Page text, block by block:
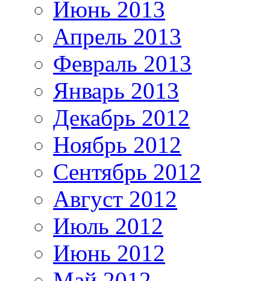
Июнь 2013
Апрель 2013
Февраль 2013
Январь 2013
Декабрь 2012
Ноябрь 2012
Сентябрь 2012
Август 2012
Июль 2012
Июнь 2012